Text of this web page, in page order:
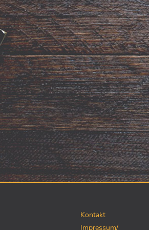
Kontakt
Impressum/